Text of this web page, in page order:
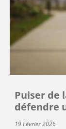
Puiser de
défendre
19 Février 2026